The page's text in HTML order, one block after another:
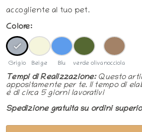
accogliente al tuo pet.
Colore:
Grigio Beige Blu verde olivanocciola
Tempi di Realizzazione:Questo
appositamente per te. Il tempo di
è di circa 5 giornilavorativi
Spedizione gratuita su ordini